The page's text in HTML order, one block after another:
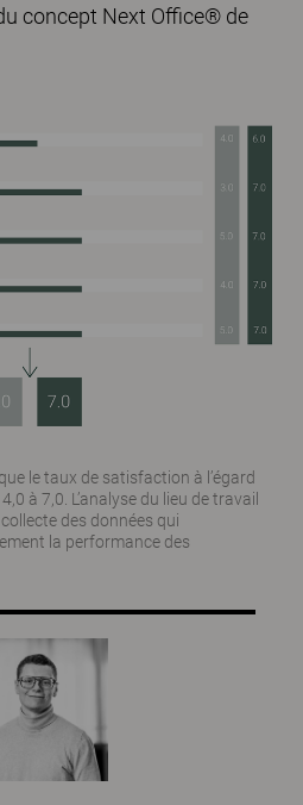
concept Next Office® de
le taux de satisfaction à l’égard
à 7,0. L’analyse du lieu de travail
des données qui
la performance des